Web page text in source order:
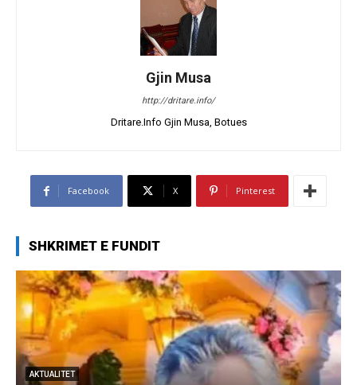
Gjin Musa
http://dritare.info/
Dritare.Info Gjin Musa, Botues
Facebook X Pinterest
SHKRIMET E FUNDIT
AKTUALITET